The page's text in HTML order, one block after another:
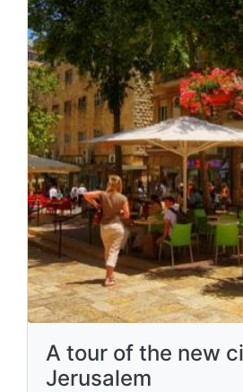
A tour of the new
Jerusalem